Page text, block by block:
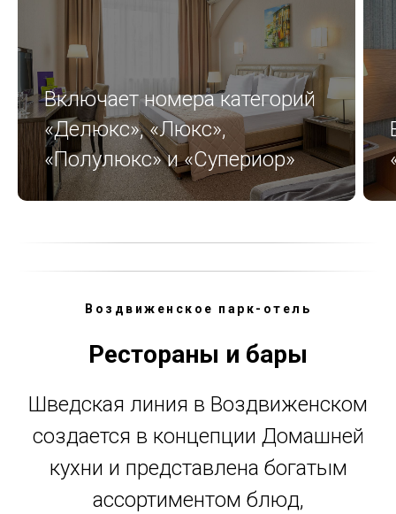
Включает номера категорий
«Делюкс», «Люкс»,
«Полулюкс» и «Супериор»
Воздвиженское парк-отель
Рестораны и бары
Шведская линия в Воздвиженском
создается в концепции Домашней
кухни и представлена богатым
ассортиментом блюд,